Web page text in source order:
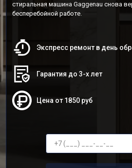
стиральная машина Gaggenau снова
бесперебойной работе.
Экспресс ремонт в день
Гарантия до 3-х лет
Цена от 1850 руб